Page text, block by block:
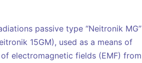
passive type “Neitronik MG”
15GM), used as a means of
electromagnetic fields (EMF) from